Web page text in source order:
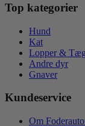
Top kategorier
Hund
Kat
Lopper &
Andre dyr
Gnaver
Kundeservice
Om